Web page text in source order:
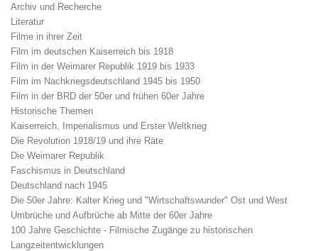
Archiv und Recherche
Literatur
Filme in ihrer Zeit
Film im deutschen Kaiserreich bis 1918
Film in der Weimarer Republik 1919 bis 1933
Film im Nachkriegsdeutschland 1945 bis 1950
Film in der BRD der 50er und frühen 60er Jahre
Historische Themen
Kaiserreich, Imperialismus und Erster Weltkrieg
Die Revolution 1918/19 und ihre Räte
Die Weimarer Republik
Faschismus in Deutschland
Deutschland nach 1945
Die 50er Jahre: Kalter Krieg und "Wirtschaftswunder" Ost und West
Umbrüche und Aufbrüche ab Mitte der 60er Jahre
100 Jahre Geschichte - Filmische Zugänge zu historischen
Langzeitentwicklungen